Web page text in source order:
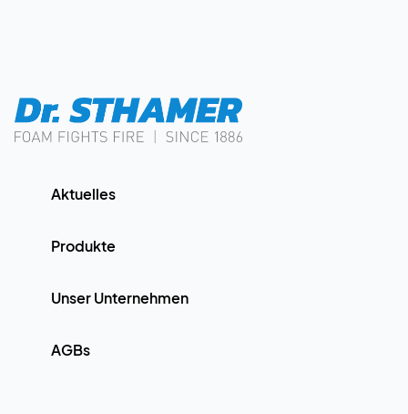
Aktuelles
Produkte
Unser Unternehmen
AGBs